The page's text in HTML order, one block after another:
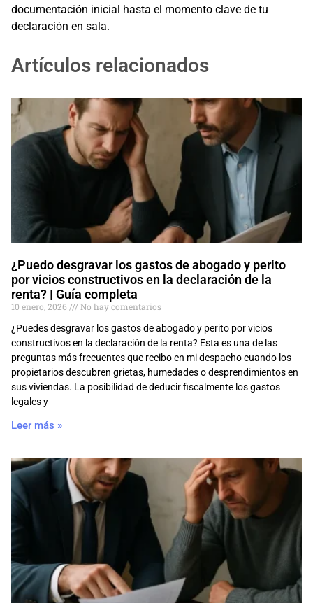
documentación inicial hasta el momento clave de tu
declaración en sala.
Artículos relacionados
¿Puedo desgravar los gastos de abogado y perito
por vicios constructivos en la declaración de la
renta? | Guía completa
10 enero, 2026
No hay comentarios
¿Puedes desgravar los gastos de abogado y perito por vicios
constructivos en la declaración de la renta? Esta es una de las
preguntas más frecuentes que recibo en mi despacho cuando los
propietarios descubren grietas, humedades o desprendimientos en
sus viviendas. La posibilidad de deducir fiscalmente los gastos
legales y
Leer más »